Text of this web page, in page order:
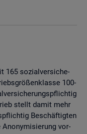
165 so­zi­al­ver­si­che­
100-
stellt damit mehr
Be­schäf­tig­ten
An­ony­mi­sie­rung vor­